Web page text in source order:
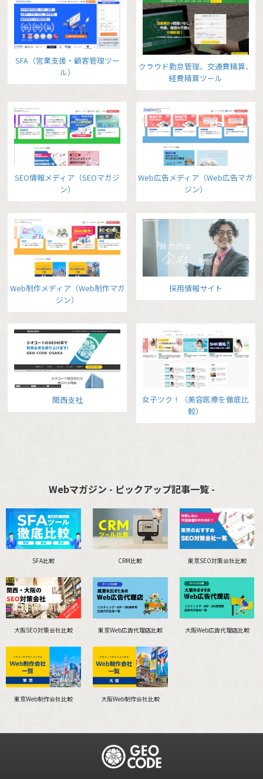
SFA（営業支援・顧客管理ツー
ル）
クラウド勤怠管理、交通費精算、
経費精算ツール
SEO情報メディア（SEOマガジ
ン）
Web広告メディア（Web広告マガ
ジン）
Web制作メディア（Web制作マガ
ジン）
採用情報サイト
関西支社
女子ツク！（美容医療を徹底比
較）
Webマガジン - ピックアップ記事一覧 -
SFA比較 CRM比較 東京SEO対策会社比較
大阪SEO対策会社比較 東京Web広告代理店比較 大阪Web広告代理店比較
東京Web制作会社比較 大阪Web制作会社比較